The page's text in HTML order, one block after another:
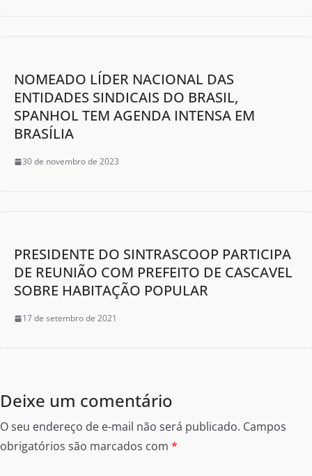
NOMEADO LÍDER NACIONAL DAS
ENTIDADES SINDICAIS DO BRASIL,
SPANHOL TEM AGENDA INTENSA EM
BRASÍLIA
30 de novembro de 2023
PRESIDENTE DO SINTRASCOOP PARTICIPA
DE REUNIÃO COM PREFEITO DE CASCAVEL
SOBRE HABITAÇÃO POPULAR
17 de setembro de 2021
Deixe um comentário
O seu endereço de e-mail não será publicado. Campos
obrigatórios são marcados com *